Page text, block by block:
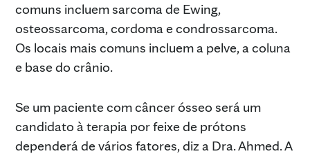
comuns incluem sarcoma de Ewing,
osteossarcoma, cordoma e condrossarcoma.
Os locais mais comuns incluem a pelve, a coluna
e base do crânio.
Se um paciente com câncer ósseo será um
candidato à terapia por feixe de prótons
dependerá de vários fatores, diz a Dra. Ahmed. A